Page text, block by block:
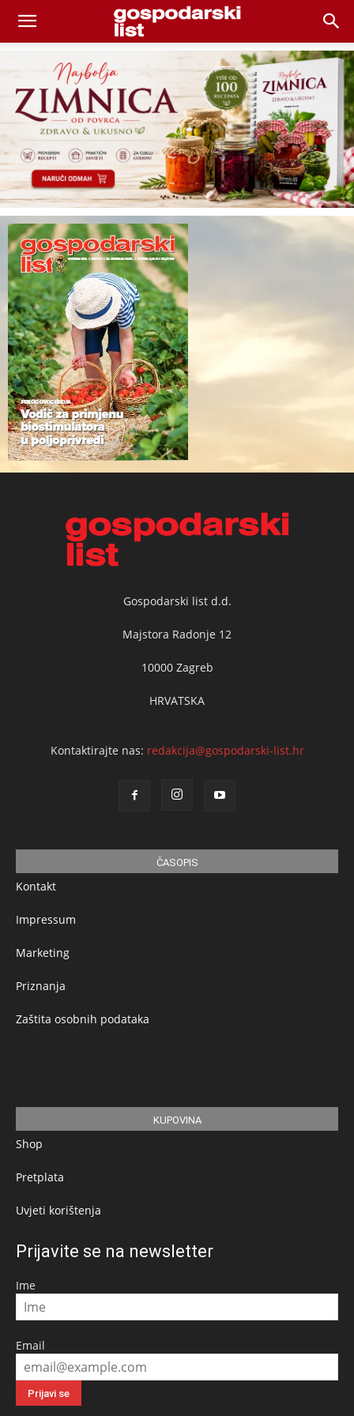
Gospodarski list d.d.
Majstora Radonje 12
10000 Zagreb
HRVATSKA
Kontaktirajte nas: redakcija@gospodarski-list.hr
ČASOPIS
Kontakt
Impressum
Marketing
Priznanja
Zaštita osobnih podataka
KUPOVINA
Shop
Pretplata
Uvjeti korištenja
Prijavite se na newsletter
Ime
Email